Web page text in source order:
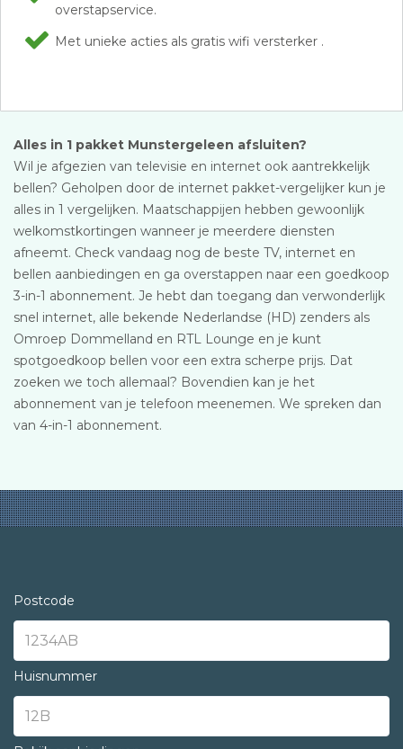
overstapservice.
Met unieke acties als gratis wifi versterker .
Alles in 1 pakket Munstergeleen afsluiten?
Wil je afgezien van televisie en internet ook aantrekkelijk
bellen? Geholpen door de internet pakket-vergelijker kun je
alles in 1 vergelijken. Maatschappijen hebben gewoonlijk
welkomstkortingen wanneer je meerdere diensten
afneemt. Check vandaag nog de beste TV, internet en
bellen aanbiedingen en ga overstappen naar een goedkoop
3-in-1 abonnement. Je hebt dan toegang dan verwonderlijk
snel internet, alle bekende Nederlandse (HD) zenders als
Omroep Dommelland en RTL Lounge en je kunt
spotgoedkoop bellen voor een extra scherpe prijs. Dat
zoeken we toch allemaal? Bovendien kan je het
abonnement van je telefoon meenemen. We spreken dan
van 4-in-1 abonnement.
Postcode
Huisnummer